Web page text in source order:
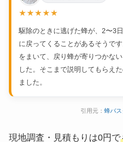
★★★★★
駆除のときに逃げた蜂が、2〜3
に戻ってくることがあるそうで
をまいて、戻り蜂が寄りつかな
した。そこまで説明してもらえ
ました。
引用元：蜂バ
現地調査・見積もりは0円で